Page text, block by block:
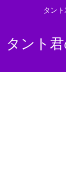
タン
タント